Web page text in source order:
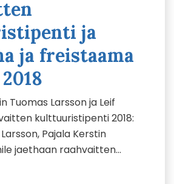
ja
ja freistaama
Tuomas Larsson ja Leif
kulttuuristipenti 2018:
Pajala Kerstin
jaethaan raahvaitten…